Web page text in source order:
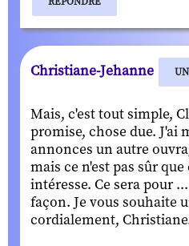
Christiane-Jehanne
Mais, c'est tout simple,
promise, chose due. J'ai
annonces un autre
mais ce n'est pas sûr
intéresse. Ce sera pour
façon. Je vous souhaite
cordialement,